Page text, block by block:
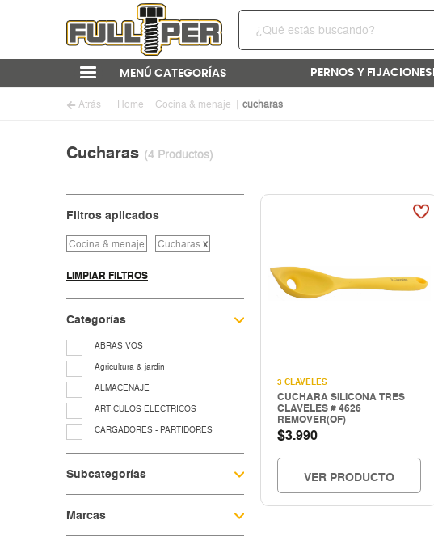
MENÚ CATEGORÍAS PERNOS Y FIJACIONES
Atrás Home Cocina & menaje cucharas
Cucharas (4 Productos)
Filtros aplicados
Cocina & menaje Cucharasx
LIMPIAR FILTROS
Categorías
ABRASIVOS
Agricultura & jardin
ALMACENAJE
ARTICULOS ELECTRICOS
CARGADORES - PARTIDORES
CERRAJERIA
Cocina & menaje
COMPRESORES - EQUIPOS AIRE
EQUIP. LUBRIC.-CONTROL FLUIDO
EQUIP.LEVANTE ELEV.Y TRASLACIO
Subcategorías
Marcas
3 CLAVELES
CUCHARA SILICONA TRES
CLAVELES # 4626
REMOVER(OF)
$3.990
VER PRODUCTO